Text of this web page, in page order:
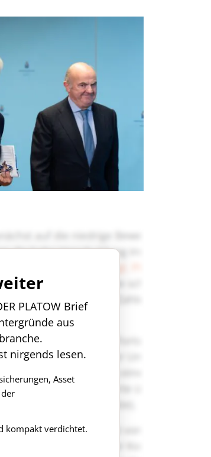
PLATOW Brief
aus
nirgends lesen.
Asset
kompakt verdichtet.